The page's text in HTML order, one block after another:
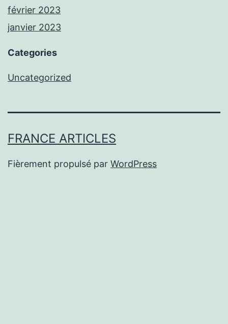
février 2023
janvier 2023
Categories
Uncategorized
FRANCE ARTICLES
Fièrement propulsé par WordPress